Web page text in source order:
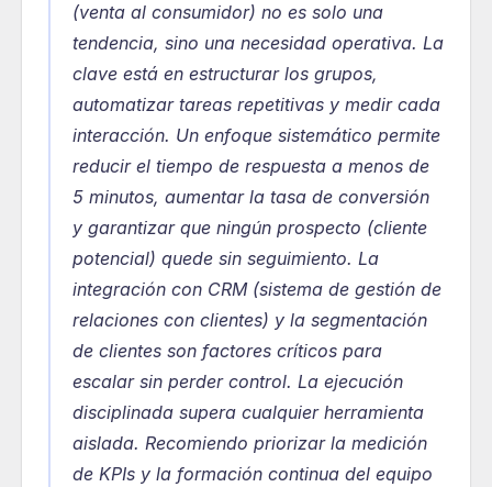
(venta al consumidor) no es solo una
tendencia, sino una necesidad operativa. La
clave está en estructurar los grupos,
automatizar tareas repetitivas y medir cada
interacción. Un enfoque sistemático permite
reducir el tiempo de respuesta a menos de
5 minutos, aumentar la tasa de conversión
y garantizar que ningún prospecto (cliente
potencial) quede sin seguimiento. La
integración con CRM (sistema de gestión de
relaciones con clientes) y la segmentación
de clientes son factores críticos para
escalar sin perder control. La ejecución
disciplinada supera cualquier herramienta
aislada. Recomiendo priorizar la medición
de KPIs y la formación continua del equipo